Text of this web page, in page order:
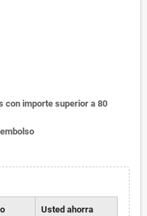
con importe superior a 80
Usted ahorra